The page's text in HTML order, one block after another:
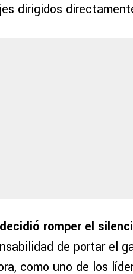
dirigidos
romper el
de portar el
como uno de los